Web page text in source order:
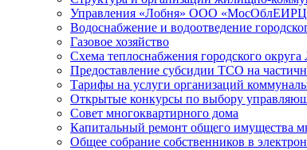
Управления «Лобня» ООО
Водоснабжение и водоотведение
Газовое хозяйство
Схема теплоснабжения городского округа
Предоставление субсидии ТСО на
Тарифы на услуги организаций
Открытые конкурсы по выбору
Совет многоквартирного дома
Капитальный ремонт общего имущества
Общее собрание собственников в